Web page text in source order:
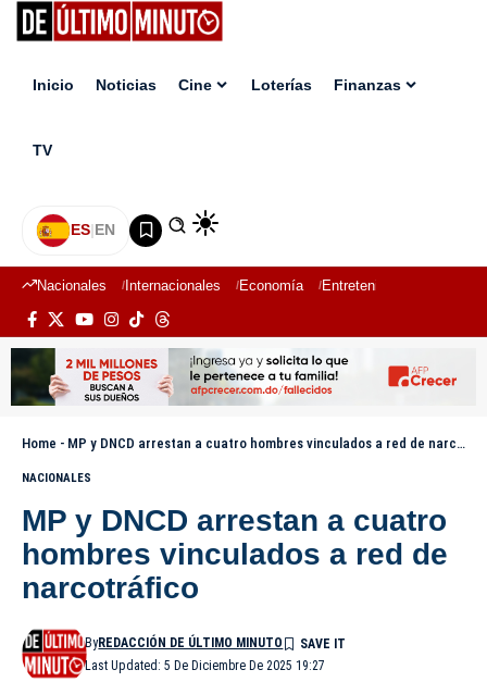
Inicio Noticias Cine Loterías Finanzas
TV
ES|EN
Nacionales Internacionales Economía Entretenimiento
Home - MP y DNCD arrestan a cuatro hombres vinculados a red de narcotráfico
NACIONALES
MP y DNCD arrestan a cuatro
hombres vinculados a red de
narcotráfico
Last Updated: 5 De Diciembre De 2025 19:27
ByREDACCIÓN DE ÚLTIMO MINUTO